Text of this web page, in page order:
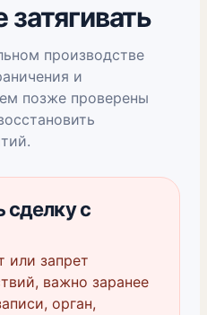
производстве
и
позже проверены
с
или запрет
важно заранее
орган,